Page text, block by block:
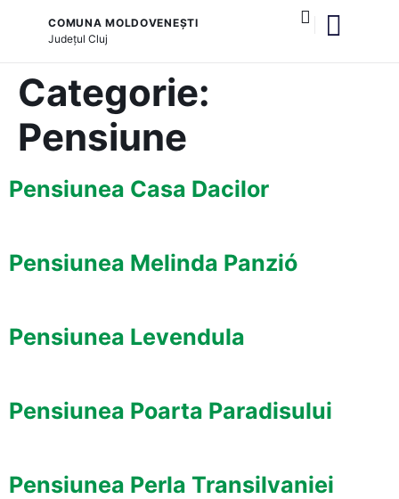
COMUNA MOLDOVENEȘTI
JudețulCluj
Categorie:
Pensiune
Pensiunea Casa Dacilor
Pensiunea Melinda Panzió
Pensiunea Levendula
Pensiunea Poarta Paradisului
Pensiunea Perla Transilvaniei